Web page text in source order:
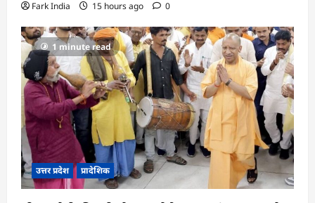
Fark India 15 hours ago 0
1 minute read
उत्तर प्रदेश प्रादेशिक